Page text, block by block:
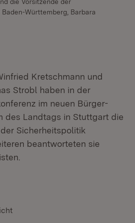
Württemberg, Barbara
Kretschmann und
Strobl haben in der
im neuen Bürger-
des Landtags in Stuttgart die
Sicherheitspolitik
beantworteten sie